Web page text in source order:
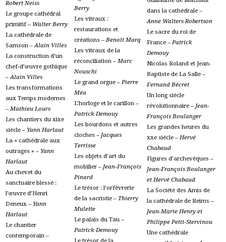
Robert Neiss
Le groupe cathédral
primitif – Walter Berry
La cathédrale de
Samson –Alain Villes
La construction d’un
chef-d’œuvre gothique
–Alain Villes
Les transformations
aux Temps modernes
– Mathieu Lours
Les chantiers du xixe
siècle – Yann Harlaut
La « cathédrale aux
outrages » – Yann
Harlaut
Au chevet du
sanctuaire blessé :
l’œuvre d’Henri
Deneux – Yann
Harlaut
Le chantier
contemporain –
Berry
Les vitraux :
restaurations et
créations – Benoît Marq
Les vitraux de la
réconciliation – Marc
Nouschi
Le grand orgue – Pierre
Méa
L’horloge et le carillon –
Patrick Demouy
Les bourdons et autres
cloches – Jacques
Terrisse
Les objets d’art du
mobilier – Jean-François
Pinard
Le trésor : l’orfèvrerie
de la sacristie – Thierry
Mulette
Le palais du Tau –
Patrick Demouy
Le trésor de la
dans la cathédrale –
Anne Walters Robertson
Le sacre du roi de
France – Patrick
Demouy
Nicolas Roland et Jean-
Baptiste de La Salle –
Fernand Bécret
Un long siècle
révolutionnaire – Jean-
François Boulanger
Les grandes heures du
xxe siècle – Hervé
Chabaud
Figures d’archevêques –
Jean-François Boulanger
et Hervé Chabaud
La Société des Amis de
la cathédrale de Reims –
Jean-Marie Henry et
Philippe Petit-Stervinou
Une cathédrale